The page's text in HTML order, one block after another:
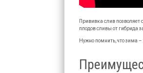
Прививка слив позволяет
плодов сливы от гибрида
Нужно помнить, что зима